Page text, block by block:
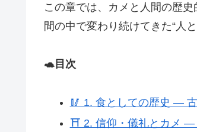
この章では、カメと人間の歴史
間の中で変わり続けてきた“人
🐢目次
🥢 1. 食としての歴史 ―
⛩ 2. 信仰・儀礼とカメ ―